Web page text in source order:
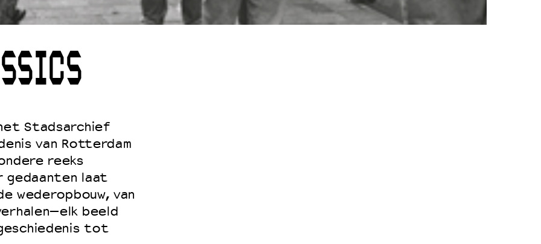
Stadsarchief
van Rotterdam
reeks
gedaanten laat
wederopbouw, van
beeld
tot